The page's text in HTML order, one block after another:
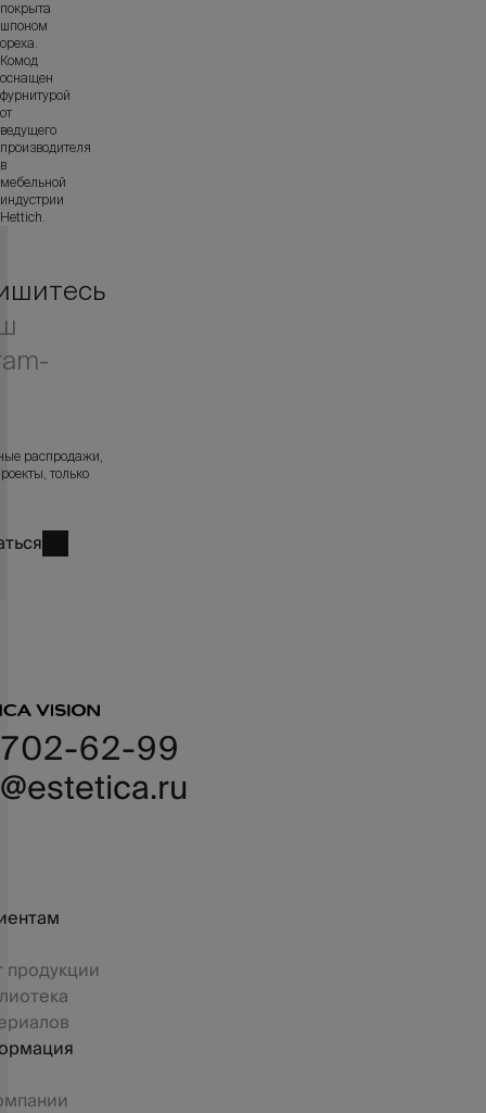
покрыта
шпоном
ореха.
Комод
оснащен
фурнитурой
от
ведущего
производителя
в
мебельной
индустрии
Hettich.
распродажи,
только
62-99
продукции